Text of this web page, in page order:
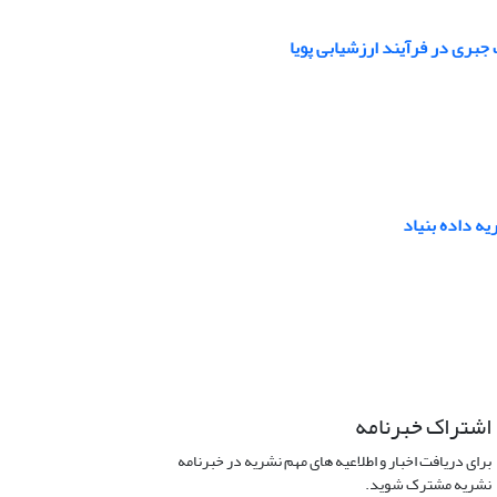
در فرآیند ارزشیابی پویا
داده بنیاد
اشتراک خبرنامه
برای دریافت اخبار و اطلاعیه های مهم نشریه در خبرنامه
نشریه مشترک شوید.